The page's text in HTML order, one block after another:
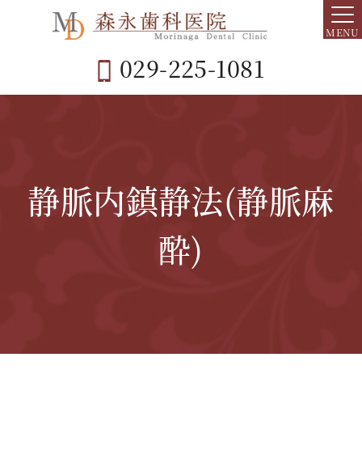
029-225-1081
MENU
静脈内鎮静法(静脈麻
酔)